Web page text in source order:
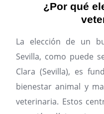
¿Por qué
La elección de un
Sevilla, como puede
Clara (Sevilla), es
bienestar animal y
veterinaria. Estos